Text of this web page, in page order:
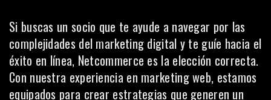
Si buscas un socio que te ayude a navegar por las
complejidades del marketing digital y te guíe hacia el
éxito en línea, Netcommerce es la elección correcta.
Con nuestra experiencia en marketing web, estamos
equipados para crear estrategias que generen un